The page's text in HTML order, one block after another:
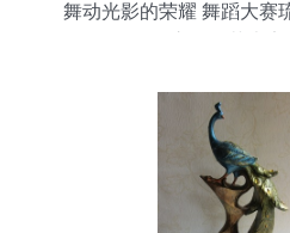
舞动光影的荣耀 舞蹈大赛